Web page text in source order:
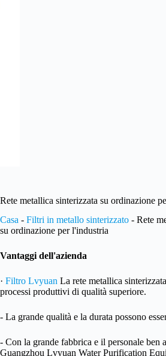
Rete metallica sinterizzata su ordinazione
Casa - Filtri in metallo sinterizzato - Rete
su ordinazione per l'industria
Vantaggi dell'azienda
· Filtro Lvyuan La rete metallica
processi produttivi di qualità superiore.
- La grande qualità e la durata possono
- Con la grande fabbrica e il personale ben
Guangzhou Lvyuan Water Purification